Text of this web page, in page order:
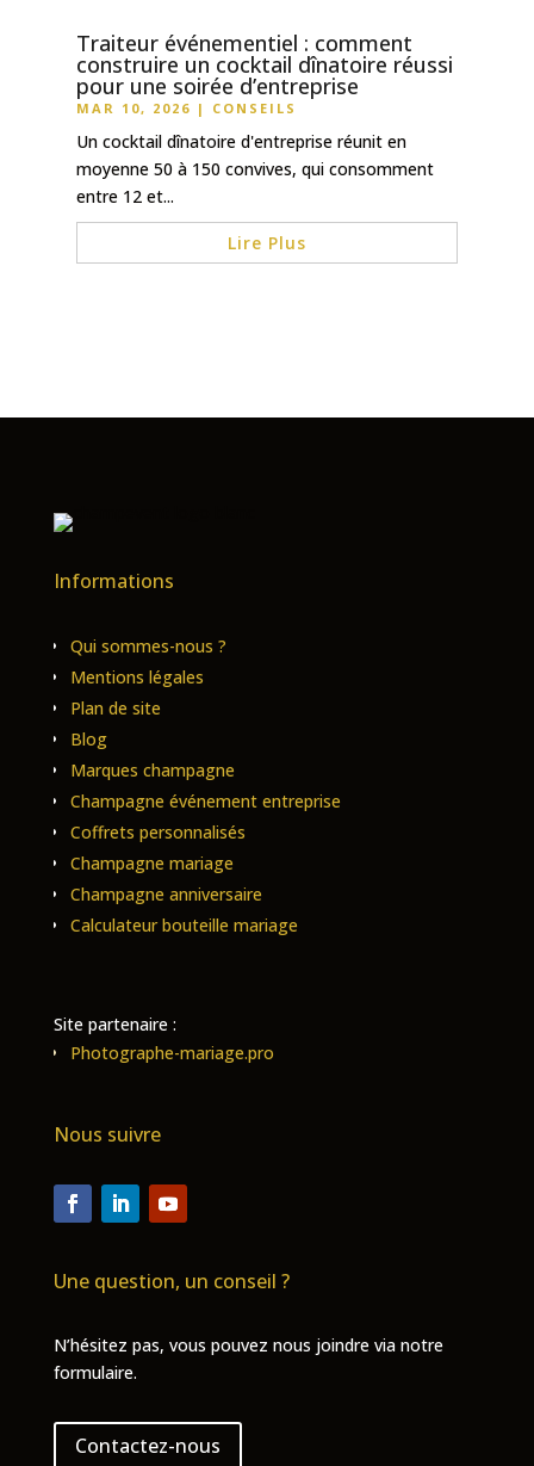
Traiteur événementiel : comment
construire un cocktail dînatoire réussi
pour une soirée d’entreprise
MAR 10, 2026 | CONSEILS
Un cocktail dînatoire d'entreprise réunit en
moyenne 50 à 150 convives, qui consomment
entre 12 et...
Lire Plus
Informations
Qui sommes-nous ?
Mentions légales
Plan de site
Blog
Marques champagne
Champagne événement entreprise
Coffrets personnalisés
Champagne mariage
Champagne anniversaire
Calculateur bouteille mariage
Site partenaire :
Photographe-mariage.pro
Nous suivre
Une question, un conseil ?
N’hésitez pas, vous pouvez nous joindre via notre
formulaire.
Contactez-nous